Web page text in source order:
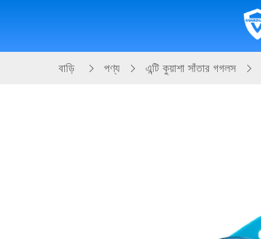
বাড়ি পণ্য এন্টি কুয়াশা সাঁতার গগলস